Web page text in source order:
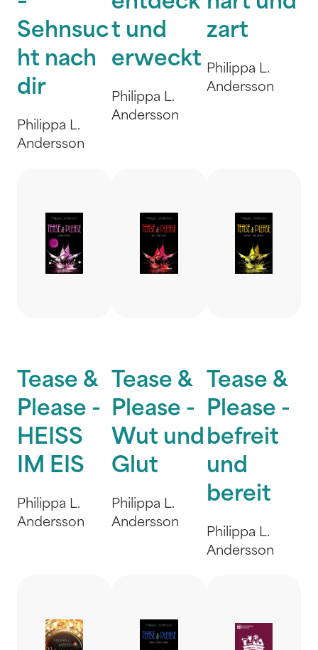
Sehnsuc
ht nach
dir
Philippa L.
Andersson
t und
erweckt
Philippa L.
Andersson
zart
Philippa L.
Andersson
Tease &
Please -
HEISS
IM EIS
Philippa L.
Andersson
Tease &
Please -
Wut und
Glut
Philippa L.
Andersson
Tease &
Please -
befreit
und
bereit
Philippa L.
Andersson